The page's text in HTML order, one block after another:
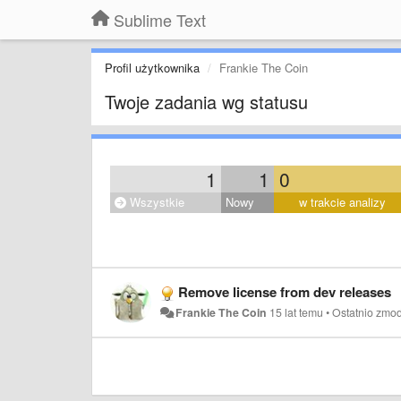
Sublime Text
Profil użytkownika Frankie The Coin
Twoje zadania wg statusu
1 1 0
Wszystkie Nowy w trakcie analizy
Remove license from dev releases
Frankie The Coin 15 lat temu •Ostatnio